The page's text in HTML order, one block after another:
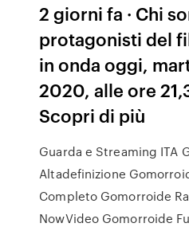
2 giorni fa · Chi
protagonisti del
in onda oggi,
2020, alle ore
Scopri di più
Guarda e Streaming ITA
Altadefinizione
Completo Gomorroide
NowVideo Gomorroide